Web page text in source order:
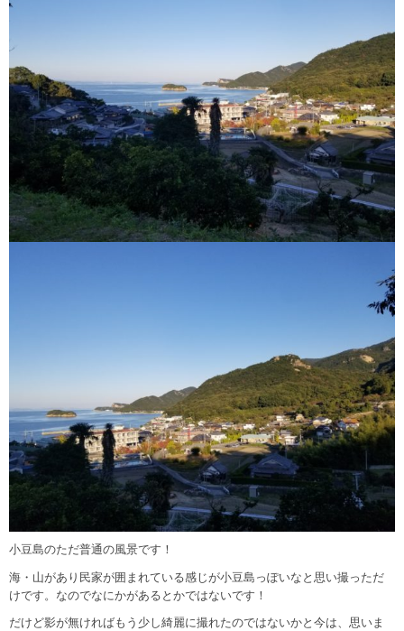
小豆島のただ普通の風景です！
海・山があり民家が囲まれている感じが小豆島っぽいなと思い撮っただ
けです。なのでなにかがあるとかではないです！
だけど影が無ければもう少し綺麗に撮れたのではないかと今は、思いま